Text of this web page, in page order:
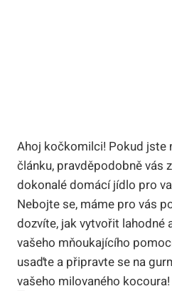
Ahoj kočkomilci! Pokud jste
článku, pravděpodobně vás
dokonalé domácí jídlo pro
Nebojte se, máme pro vás
dozvíte, jak vytvořit lahodné
vašeho mňoukajícího
usaďte a připravte se na
vašeho milovaného kocoura!